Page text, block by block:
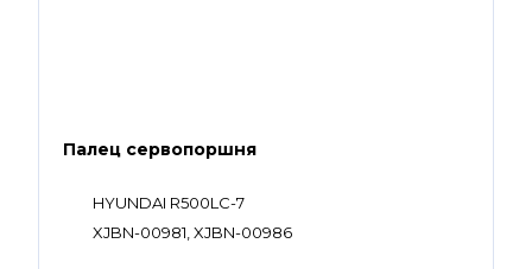
Палец сервопоршня
HYUNDAI R500LC-7
XJBN-00981, XJBN-00986